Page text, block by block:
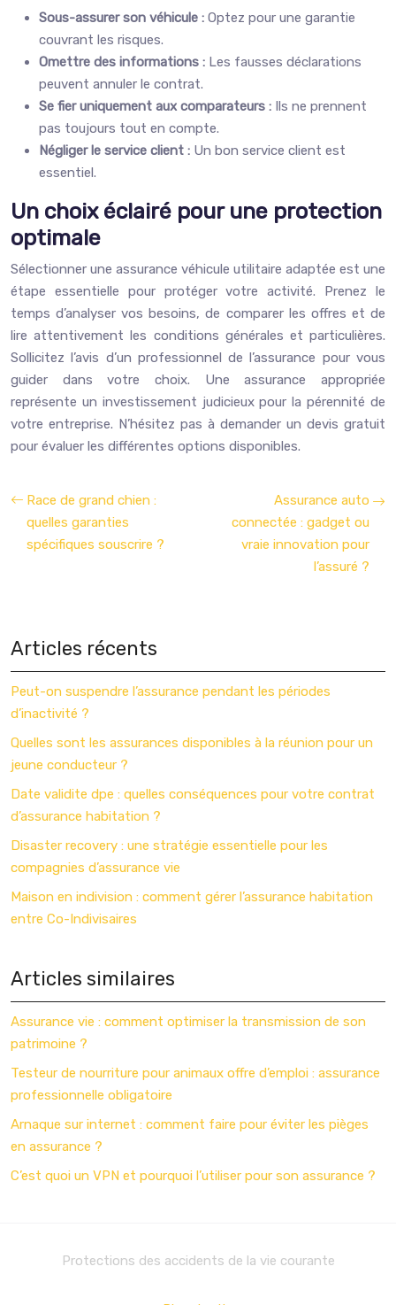
Sous-assurer son véhicule : Optez pour une garantie
couvrant les risques.
Omettre des informations : Les fausses déclarations
peuvent annuler le contrat.
Se fier uniquement aux comparateurs : Ils ne prennent
pas toujours tout en compte.
Négliger le service client : Un bon service client est
essentiel.
Un choix éclairé pour une protection
optimale
Sélectionner une assurance véhicule utilitaire adaptée est une
étape essentielle pour protéger votre activité. Prenez le
temps d’analyser vos besoins, de comparer les offres et de
lire attentivement les conditions générales et particulières.
Sollicitez l’avis d’un professionnel de l’assurance pour vous
guider dans votre choix. Une assurance appropriée
représente un investissement judicieux pour la pérennité de
votre entreprise. N’hésitez pas à demander un devis gratuit
pour évaluer les différentes options disponibles.
Race de grand chien :
quelles garanties
spécifiques souscrire ?
Assurance auto
connectée : gadget ou
vraie innovation pour
l’assuré ?
Articles récents
Peut-on suspendre l’assurance pendant les périodes
d’inactivité ?
Quelles sont les assurances disponibles à la réunion pour un
jeune conducteur ?
Date validite dpe : quelles conséquences pour votre contrat
d’assurance habitation ?
Disaster recovery : une stratégie essentielle pour les
compagnies d’assurance vie
Maison en indivision : comment gérer l’assurance habitation
entre Co-Indivisaires
Articles similaires
Assurance vie : comment optimiser la transmission de son
patrimoine ?
Testeur de nourriture pour animaux offre d’emploi : assurance
professionnelle obligatoire
Arnaque sur internet : comment faire pour éviter les pièges
en assurance ?
C’est quoi un VPN et pourquoi l’utiliser pour son assurance ?
Protections des accidents de la vie courante